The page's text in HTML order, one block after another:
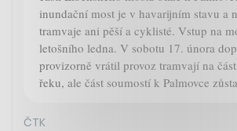
inundační most je v havarijním stavu a
tramvaje ani pěší a cyklisté. Vstup na
letošního ledna. V sobotu 17. února
provizorně vrátil provoz tramvají na
řeku, ale část soumostí k Palmovce
ČTK